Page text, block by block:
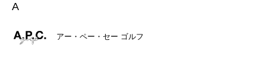
A
アー・ペー・セー ゴルフ